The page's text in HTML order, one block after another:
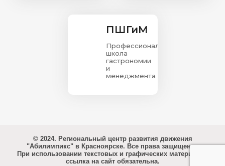
ПШГиМ
Профессиональная
школа
гастрономии
и
менеджмента
© 2024. Региональный центр развития движения
"Абилимпикс" в Красноярске. Все права защищены.
При использовании текстовых и графических материалов
ссылка на сайт обязательна.